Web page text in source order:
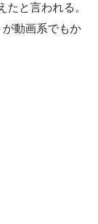
と言われる。
が動画系でもか